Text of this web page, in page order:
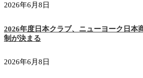
2026年6月8日
2026年度日本クラブ、ニューヨーク日本
制が決まる
2026年6月8日